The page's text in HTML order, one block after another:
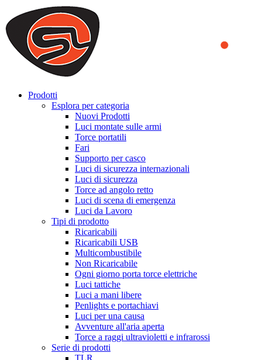
We use cookies to ensure that we provide you the best experience
on our website. By continuing to browse this website, you accept
that cookies are used to help us analyze how the website is used and
to offer you a better experience. To learn more or to find out how
you can disable cookies, you can access our
Prodotti
Esplora per categoria
Nuovi Prodotti
Luci montate sulle armi
Torce portatili
Fari
Supporto per casco
Luci di sicurezza internazionali
Luci di sicurezza
Torce ad angolo retto
Luci di scena di emergenza
Luci da Lavoro
Tipi di prodotto
Ricaricabili
Ricaricabili USB
Multicombustibile
Non Ricaricabile
Ogni giorno porta torce elettriche
Luci tattiche
Luci a mani libere
Penlights e portachiavi
Luci per una causa
Avventure all'aria aperta
Torce a raggi ultravioletti e infrarossi
Serie di prodotti
TLR